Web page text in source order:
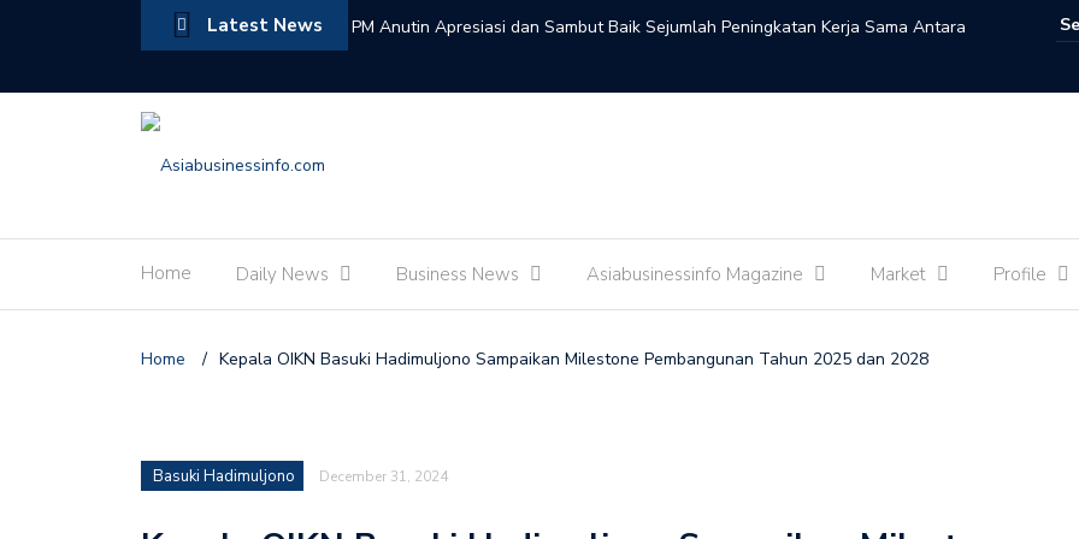
Latest News
PM Anutin Apresiasi dan Sambut Baik Sejumlah Peningkatan Kerja Sama Antara
Indonesia dan Thailand Perkuat Kemitraan Strategis, Presiden Prabowo dan PM
Anutin Saksikan Penunjukan Dokumen Kerja Sama
Kukuhkan Anggota KIP 2026-2030, Menteri Komdigi Meutya Hafid: Deepfake dan
Home Daily News Business News Asiabusinessinfo Magazine Market Profile
Home / Kepala OIKN Basuki Hadimuljono Sampaikan Milestone Pembangunan Tahun 2025 dan 2028
Basuki Hadimuljono December 31, 2024